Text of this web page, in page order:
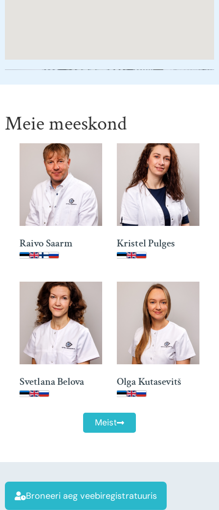
Meie meeskond
Raivo Saarm Kristel Pulges
Svetlana Belova Olga Kutasevitš
Meist
Broneeri aeg veebiregistratuuris